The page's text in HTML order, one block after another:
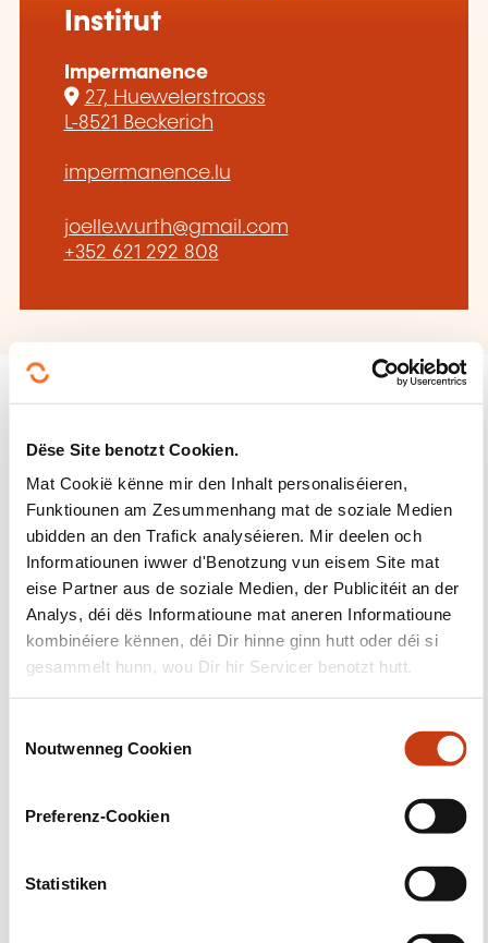
Dëse Site benotzt Cookien.
Mat Cookië kënne mir den Inhalt personaliséieren,
Funktiounen am Zesummenhang mat de soziale Medien
ubidden an den Trafick analyséieren. Mir deelen och
Informatiounen iwwer d'Benotzung vun eisem Site mat
eise Partner aus de soziale Medien, der Publicitéit an der
Analys, déi dës Informatioune mat aneren Informatioune
kombinéiere kënnen, déi Dir hinne ginn hutt oder déi si
gesammelt hunn, wou Dir hir Servicer benotzt hutt.
Noutwenneg Cookien
Preferenz-Cookien
Statistiken
Institut
Impermanence
27, Huewelerstrooss
L-8521 Beckerich
impermanence.lu
joelle.wurth@gmail.com
+352 621 292 808
Suivéiert eis!
Facebook
TwitterLinkedInYouTube
Eis kontaktéieren
Abonéiert Iech op Formanews,